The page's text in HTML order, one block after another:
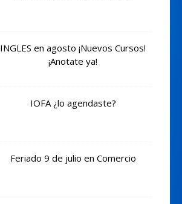
INGLES en agosto ¡Nuevos Cursos!
¡Anotate ya!
IOFA ¿lo agendaste?
Feriado 9 de julio en Comercio